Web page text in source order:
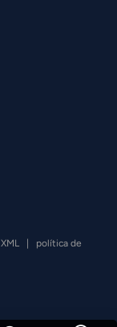
XML
política de